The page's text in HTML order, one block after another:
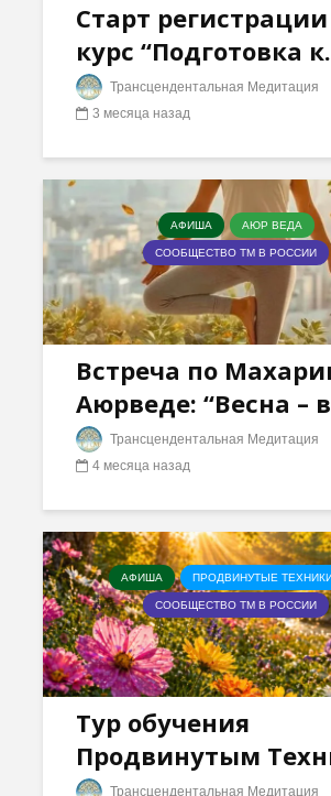
Старт
курс “Подготовка
Трансцендентальная Медитация
3 месяца назад
АФИША АЮР ВЕДА
СООБЩЕСТВО ТМ В РОССИИ
Встреча по
Аюрведе: “Весна –
Трансцендентальная Медитация
4 месяца назад
АФИША ПРОДВИНУТЫЕ
СООБЩЕСТВО ТМ В РОССИИ
Тур обучения
Продвинутым
Трансцендентальная Медитация